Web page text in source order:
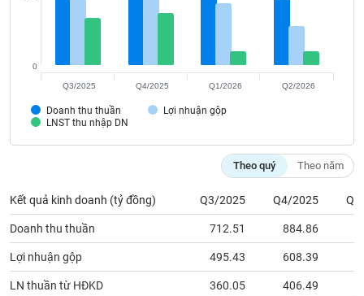
Doanh thu thuần
Lợi nhuận gộp
LNST thu nhập DN
0
Q3/2025 Q4/2025 Q1/2026 Q2/2026
Theo quý Theo năm
Kết quả kinh doanh (tỷ đồng) Q3/2025 Q4/2025
Doanh thu thuần 712.51 884.86
Lợi nhuận gộp 495.43 608.39
LN thuần từ HĐKD 360.05 406.49
Bài
viết
tác
Báo
cáo
phân
tích
(-)